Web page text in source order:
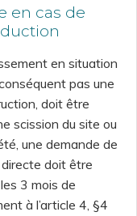
en cas de
en situation
pas une
doit être
scission du site ou
une demande de
doit être
3 mois de
à l’article 4, §4